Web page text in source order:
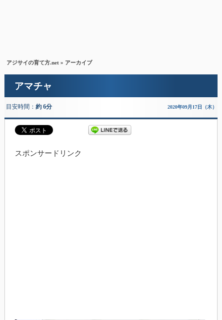
アジサイの育て方.net » アーカイブ
アマチャ
目安時間： 約 6分 2020年09月17日（木）
スポンサードリンク